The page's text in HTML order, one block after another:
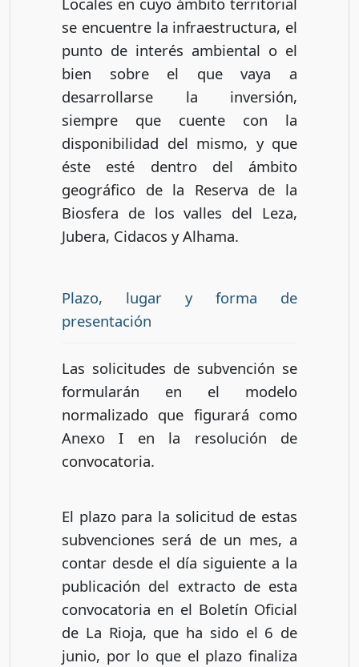
se encuentre la infraestructura, el
punto de interés ambiental o el
bien sobre el que vaya a
desarrollarse la inversión,
siempre que cuente con la
disponibilidad del mismo, y que
éste esté dentro del ámbito
geográfico de la Reserva de la
Biosfera de los valles del Leza,
Jubera, Cidacos y Alhama.
Plazo, lugar y forma de
presentación
Las solicitudes de subvención se
formularán en el modelo
normalizado que figurará como
Anexo I en la resolución de
convocatoria.
El plazo para la solicitud de estas
subvenciones será de un mes, a
contar desde el día siguiente a la
publicación del extracto de esta
convocatoria en el Boletín Oficial
de La Rioja, que ha sido el 6 de
junio, por lo que el plazo finaliza